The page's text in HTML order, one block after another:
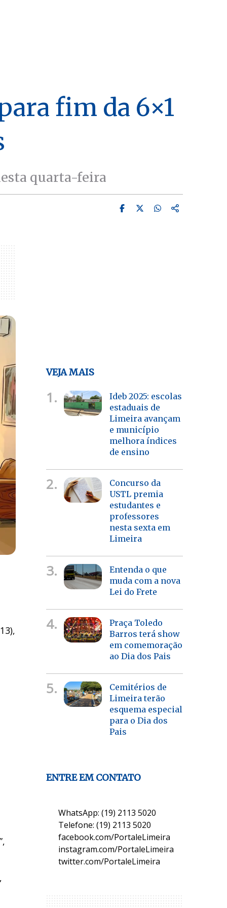
fim da 6×1
quarta-feira
VEJA MAIS
1.
Ideb 2025: escolas
estaduais de
Limeira avançam
e município
melhora índices
de ensino
2.
Concurso da
USTL premia
estudantes e
professores
nesta sexta em
Limeira
3.
Entenda o que
muda com a nova
Lei do Frete
4.
Praça Toledo
Barros terá show
em comemoração
ao Dia dos Pais
5.
Cemitérios de
Limeira terão
esquema especial
para o Dia dos
Pais
ENTRE EM CONTATO
WhatsApp: (19) 2113 5020
Telefone: (19) 2113 5020
facebook.com/PortaleLimeira
instagram.com/PortaleLimeira
twitter.com/PortaleLimeira